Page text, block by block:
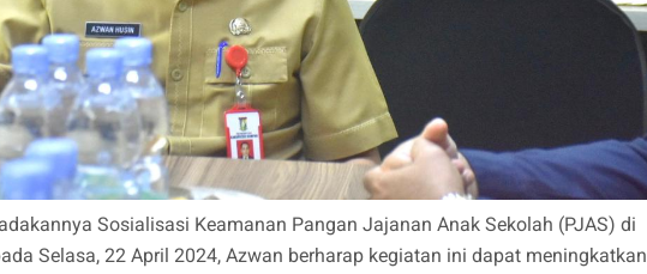
Sosialisasi Keamanan Pangan Jajanan Anak Sekolah (PJAS) di
Selasa, 22 April 2024, Azwan berharap kegiatan ini dapat meningkatkan